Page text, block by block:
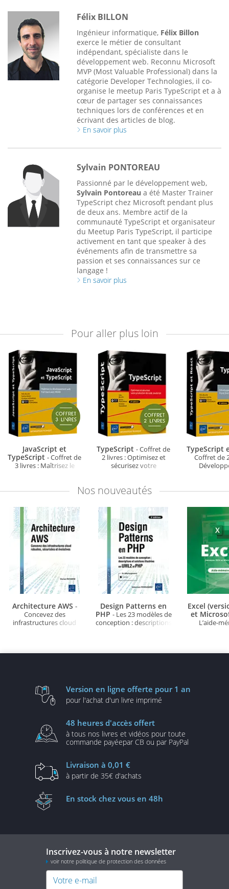
Félix BILLON
Ingénieur informatique, Félix Billon
exerce le métier de consultant
indépendant, spécialiste dans le
développement web. Reconnu Microsoft
MVP (Most Valuable Professional) dans la
catégorie Developer Technologies, il co-
organise le meetup Paris TypeScript et a à
cœur de partager ses connaissances
techniques lors de conférences et en
écrivant des articles de blog.
En savoir plus
Sylvain PONTOREAU
Passionné par le développement web,
Sylvain Pontoreau a été Master Trainer
TypeScript chez Microsoft pendant plus
de deux ans. Membre actif de la
communauté TypeScript et organisateur
du Meetup Paris TypeScript, il participe
activement en tant que speaker à des
événements afin de transmettre sa
passion et ses connaissances sur ce
langage !
En savoir plus
Pour aller plus loin
JavaScript et
TypeScript - Coffret de
3 livres : Maîtrisez le
TypeScript - Coffret de
2 livres : Optimisez et
sécurisez votre
TypeScript
Coffret de
Nos nouveautés
Architecture AWS -
Concevez des
infrastructures cloud
Design Patterns en
PHP - Les 23 modèles de
conception : descriptions
Excel
et
L’aide-
Version en ligne offerte pour 1 an
pour l'achat d'un livre imprimé
48 heures d'accès offert
à tous nos livres et vidéos pour toute
commande payéepar CB ou par PayPal
Livraison à 0,01 €
à partir de 35€ d'achats
En stock chez vous en 48h
Inscrivez-vous à notre newsletter
voir notre politique de protection des données